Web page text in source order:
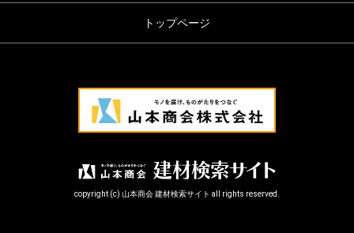
トップページ
copyright (c) 山本商会 建材検索サイト all rights reserved.